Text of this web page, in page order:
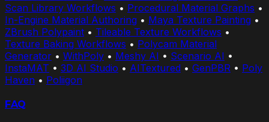
Scan Library Workflows • Procedural Material Graphs •
In-Engine Material Authoring • Maya Texture Painting •
ZBrush Polypaint • Tileable Texture Workflows •
Texture Baking Workflows • Polycam Material
Generator • WithPoly • Meshy AI • Scenario AI •
InstaMAT • 3D AI Studio • AITextured • GenPBR • Poly
Haven • Poliigon
FAQ